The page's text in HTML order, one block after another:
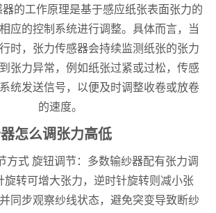
的工作原理是基于感应纸张表面张力的
应的控制系统进行调整。具体而言，当
时，张力传感器会持续监测纸张的张力
张力异常，例如纸张过紧或过松，传感
统发送信号，以便及时调整收卷或放卷
的速度。
怎么调张力高低
方式 旋钮调节：多数输纱器配有张力调
旋转可增大张力，逆时针旋转则减小张
同步观察纱线状态，避免突变导致断纱